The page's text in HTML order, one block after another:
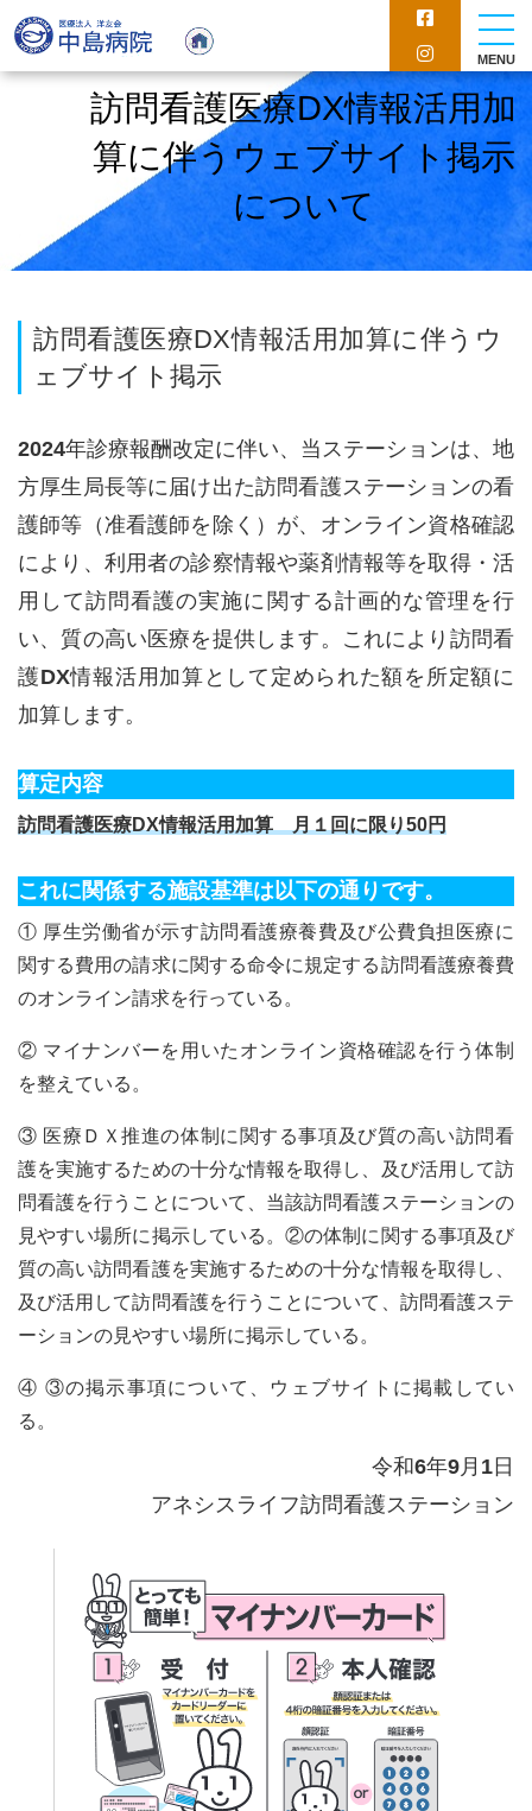
MENU
訪問看護医療DX情報活用加
算に伴うウェブサイト掲示
について
訪問看護医療DX情報活用加算に伴うウ
ェブサイト掲示
2024年診療報酬改定に伴い、当ステーションは、地
方厚生局長等に届け出た訪問看護ステーションの看
護師等（准看護師を除く）が、オンライン資格確認
により、利用者の診察情報や薬剤情報等を取得・活
用して訪問看護の実施に関する計画的な管理を行
い、質の高い医療を提供します。これにより訪問看
護DX情報活用加算として定められた額を所定額に
加算します。
算定内容
訪問看護医療DX情報活用加算 月１回に限り50円
これに関係する施設基準は以下の通りです。
① 厚生労働省が示す訪問看護療養費及び公費負担医療に
関する費用の請求に関する命令に規定する訪問看護療養費
のオンライン請求を行っている。
② マイナンバーを用いたオンライン資格確認を行う体制
を整えている。
③ 医療ＤＸ推進の体制に関する事項及び質の高い訪問看
護を実施するための十分な情報を取得し、及び活用して訪
問看護を行うことについて、当該訪問看護ステーションの
見やすい場所に掲示している。②の体制に関する事項及び
質の高い訪問看護を実施するための十分な情報を取得し、
及び活用して訪問看護を行うことについて、訪問看護ステ
ーションの見やすい場所に掲示している。
④ ③の掲示事項について、ウェブサイトに掲載してい
る。
令和6年9月1日
アネシスライフ訪問看護ステーション